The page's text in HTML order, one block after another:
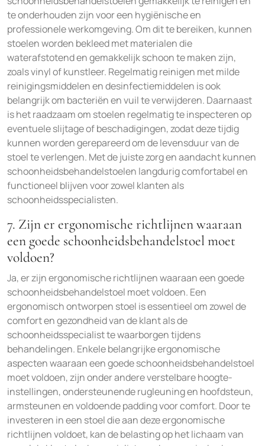
te onderhouden zijn voor een hygiënische en
professionele werkomgeving. Om dit te bereiken, kunnen
stoelen worden bekleed met materialen die
waterafstotend en gemakkelijk schoon te maken zijn,
zoals vinyl of kunstleer. Regelmatig reinigen met milde
reinigingsmiddelen en desinfectiemiddelen is ook
belangrijk om bacteriën en vuil te verwijderen. Daarnaast
is het raadzaam om stoelen regelmatig te inspecteren op
eventuele slijtage of beschadigingen, zodat deze tijdig
kunnen worden gerepareerd om de levensduur van de
stoel te verlengen. Met de juiste zorg en aandacht kunnen
schoonheidsbehandelstoelen langdurig comfortabel en
functioneel blijven voor zowel klanten als
schoonheidsspecialisten.
7. Zijn er ergonomische richtlijnen waaraan
een goede schoonheidsbehandelstoel moet
voldoen?
Ja, er zijn ergonomische richtlijnen waaraan een goede
schoonheidsbehandelstoel moet voldoen. Een
ergonomisch ontworpen stoel is essentieel om zowel de
comfort en gezondheid van de klant als de
schoonheidsspecialist te waarborgen tijdens
behandelingen. Enkele belangrijke ergonomische
aspecten waaraan een goede schoonheidsbehandelstoel
moet voldoen, zijn onder andere verstelbare hoogte-
instellingen, ondersteunende rugleuning en hoofdsteun,
armsteunen en voldoende padding voor comfort. Door te
investeren in een stoel die aan deze ergonomische
richtlijnen voldoet, kan de belasting op het lichaam van